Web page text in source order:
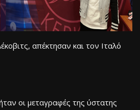
απέκτησαν και τον Ιταλό
οι μεταγραφές της ύστατης